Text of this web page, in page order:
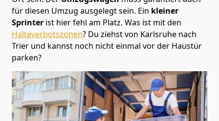
für diesen Umzug ausgelegt sein. Ein kleiner
Sprinter ist hier fehl am Platz. Was ist mit den
Halteverbotszonen? Du ziehst von Karlsruhe nach
Trier und kannst noch nicht einmal vor der Haustür
parken?